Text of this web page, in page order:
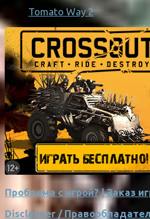
Tomato Way 2
Проблема с игрой? | Заказ
Disclaimer /